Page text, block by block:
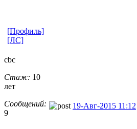
[Профиль]
[ЛС]
cbc
Стаж: 10
лет
Сообщений:
9
19-Авг-2015 11:12